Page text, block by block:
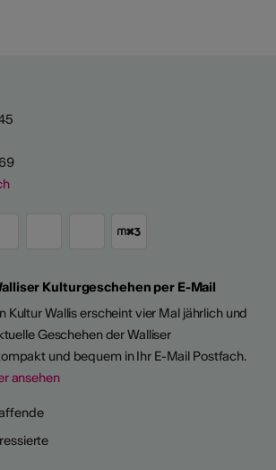
Kulturgeschehen per E-Mail
Kultur Wallis erscheint vier Mal jährlich und
Geschehen der Walliser
und bequem in Ihr E-Mail Postfach.
ansehen